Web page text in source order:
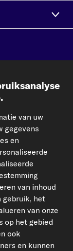
carpardoo.fr
van uw
gegevens
en
van inhoud
gebruik, het
van onze
op het gebied
ook
en kunnen